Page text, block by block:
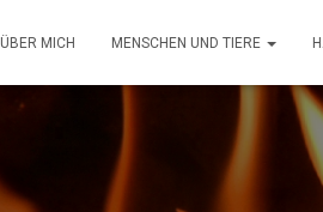
ÜBER MICH MENSCHEN UND TIERE